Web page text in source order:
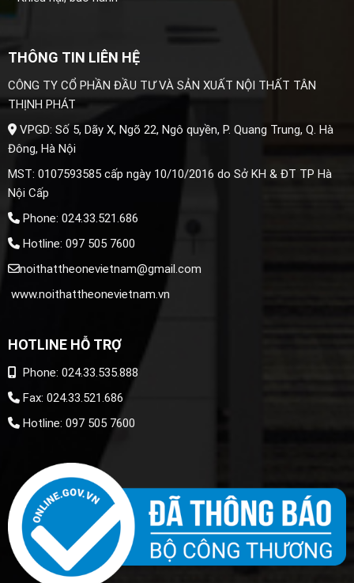
THÔNG TIN LIÊN HỆ
CÔNG TY CỔ PHẦN ĐẦU TƯ VÀ SẢN XUẤT NỘI THẤT TÂN
THỊNH PHÁT
VPGD: Số 5, Dãy X, Ngõ 22, Ngô quyền, P. Quang Trung, Q. Hà
Đông, Hà Nội
MST: 0107593585 cấp ngày 10/10/2016 do Sở KH & ĐT TP Hà
Nội Cấp
Phone: 024.33.521.686
Hotline: 097 505 7600
noithattheonevietnam@gmail.com
www.noithattheonevietnam.vn
HOTLINE HỖ TRỢ
Phone: 024.33.535.888
Fax: 024.33.521.686
Hotline: 097 505 7600